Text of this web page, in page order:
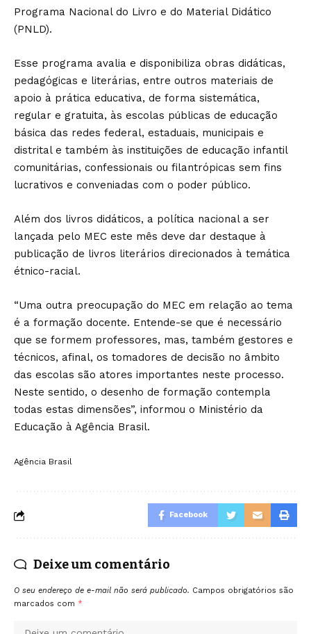
Programa Nacional do Livro e do Material Didático
(PNLD).
Esse programa avalia e disponibiliza obras didáticas,
pedagógicas e literárias, entre outros materiais de
apoio à prática educativa, de forma sistemática,
regular e gratuita, às escolas públicas de educação
básica das redes federal, estaduais, municipais e
distrital e também às instituições de educação infantil
comunitárias, confessionais ou filantrópicas sem fins
lucrativos e conveniadas com o poder público.
Além dos livros didáticos, a política nacional a ser
lançada pelo MEC este mês deve dar destaque à
publicação de livros literários direcionados à temática
étnico-racial.
“Uma outra preocupação do MEC em relação ao tema
é a formação docente. Entende-se que é necessário
que se formem professores, mas, também gestores e
técnicos, afinal, os tomadores de decisão no âmbito
das escolas são atores importantes neste processo.
Neste sentido, o desenho de formação contempla
todas estas dimensões”, informou o Ministério da
Educação à Agência Brasil.
Agência Brasil
Facebook
Deixe um comentário
O seu endereço de e-mail não será publicado. Campos obrigatórios são
marcados com *